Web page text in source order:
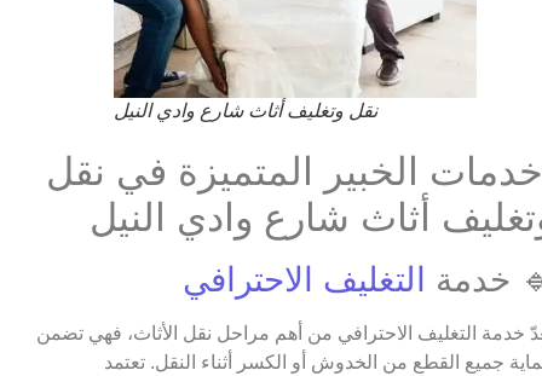
نقل وتغليف أثاث شارع وادي النيل
الخبير المتميزة في نقل
أثاث شارع وادي النيل
خدمة التغليف الاحترافي
خدمة التغليف الاحترافي من أهم مراحل نقل الأثاث، فهي تضمن
جميع القطع من الخدوش أو الكسر أثناء النقل. تعتمد